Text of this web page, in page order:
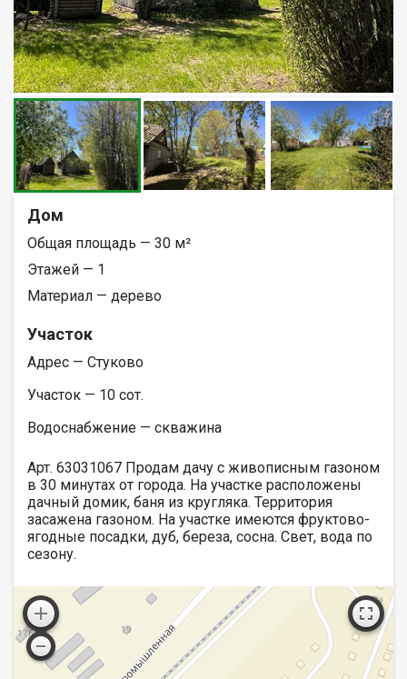
Дом
Общая площадь — 30 м²
Этажей — 1
Материал — дерево
Участок
Адрес — Стуково
Участок — 10 сот.
Водоснабжение — скважина
Арт. 63031067 Продам дачу с живописным газоном
в 30 минутах от города. На участке расположены
дачный домик, баня из кругляка. Территория
засажена газоном. На участке имеются фруктово-
ягодные посадки, дуб, береза, сосна. Свет, вода по
сезону.